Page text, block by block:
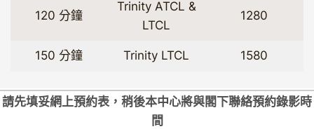
120 分鐘
Trinity ATCL &
LTCL
1280
150 分鐘 Trinity LTCL 1580
請先填妥網上預約表，稍後本中心將與閣下聯絡預約錄影時
間